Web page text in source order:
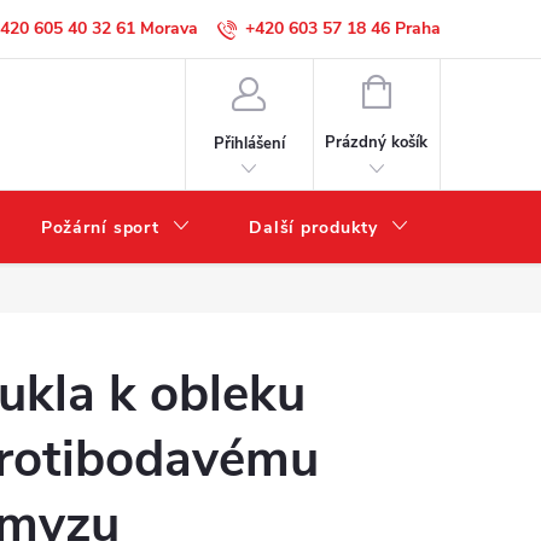
605 40 32 61 +420 603 57 18 46
Přihlášení
NÁKUPNÍ
Prázdný košík
Požární sport Další produkty
k obleku